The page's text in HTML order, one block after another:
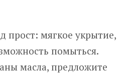
прост: мягкое укрытие,
помыться.
масла, предложите